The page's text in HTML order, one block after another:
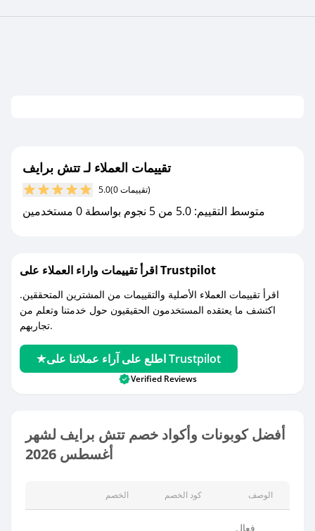
تقييمات العملاء لـ تتش برايف
5.0 (0 تقييمات)
متوسط التقييم: 5.0 من 5 نجوم بواسطة 0 مستخدمين
اقرأ تقييمات واراء العملاء على Trustpilot
اقرأ تقييمات العملاء الأصلية والتقييمات من المشترين المتحققين.
اكتشف ما يعتقده المستخدمون الحقيقيون حول خدمتنا وتعلم من
تجاربهم.
اطلع على آراء عملائنا على Trustpilot
Verified Reviews
أفضل كوبونات وأكواد خصم تتش برايف لشهر
أغسطس 2026
الخصم كود الخصم الوصف
فعال